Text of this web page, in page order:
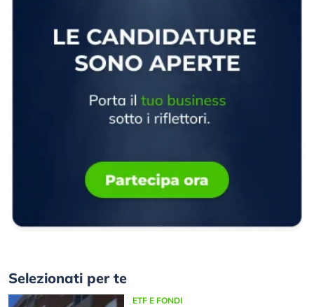
Selezionati per te
ETF E FONDI